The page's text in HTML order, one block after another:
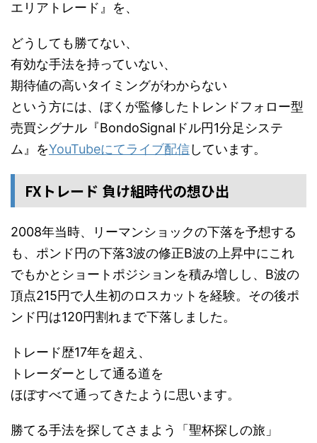
エリアトレード』を、
どうしても勝てない、
有効な手法を持っていない、
期待値の高いタイミングがわからない
という方には、ぼくが監修したトレンドフォロー型
売買シグナル『BondoSignalドル円1分足システ
ム』をYouTubeにてライブ配信しています。
FXトレード 負け組時代の想ひ出
2008年当時、リーマンショックの下落を予想する
も、ポンド円の下落3波の修正B波の上昇中にこれ
でもかとショートポジションを積み増しし、B波の
頂点215円で人生初のロスカットを経験。その後ポ
ンド円は120円割れまで下落しました。
トレード歴17年を超え、
トレーダーとして通る道を
ほぼすべて通ってきたように思います。
勝てる手法を探してさまよう「聖杯探しの旅」